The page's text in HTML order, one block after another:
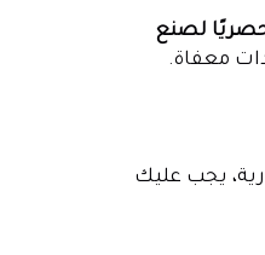
لصنع
معفاة.
يجب عليك